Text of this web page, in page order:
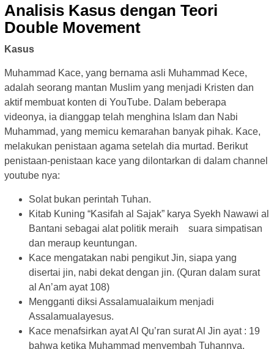
Analisis Kasus dengan Teori
Double Movement
Kasus
Muhammad Kace, yang bernama asli Muhammad Kece,
adalah seorang mantan Muslim yang menjadi Kristen dan
aktif membuat konten di YouTube. Dalam beberapa
videonya, ia dianggap telah menghina Islam dan Nabi
Muhammad, yang memicu kemarahan banyak pihak. Kace,
melakukan penistaan agama setelah dia murtad. Berikut
penistaan-penistaan kace yang dilontarkan di dalam channel
youtube nya:
Solat bukan perintah Tuhan.
Kitab Kuning “Kasifah al Sajak” karya Syekh Nawawi al
Bantani sebagai alat politik meraih suara simpatisan
dan meraup keuntungan.
Kace mengatakan nabi pengikut Jin, siapa yang
disertai jin, nabi dekat dengan jin. (Quran dalam surat
al An’am ayat 108)
Mengganti diksi Assalamualaikum menjadi
Assalamualayesus.
Kace menafsirkan ayat Al Qu’ran surat Al Jin ayat : 19
bahwa ketika Muhammad menyembah Tuhannya,